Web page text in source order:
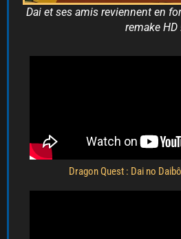
Dai et ses amis reviennent en
remake HD
Dragon Quest : Dai no